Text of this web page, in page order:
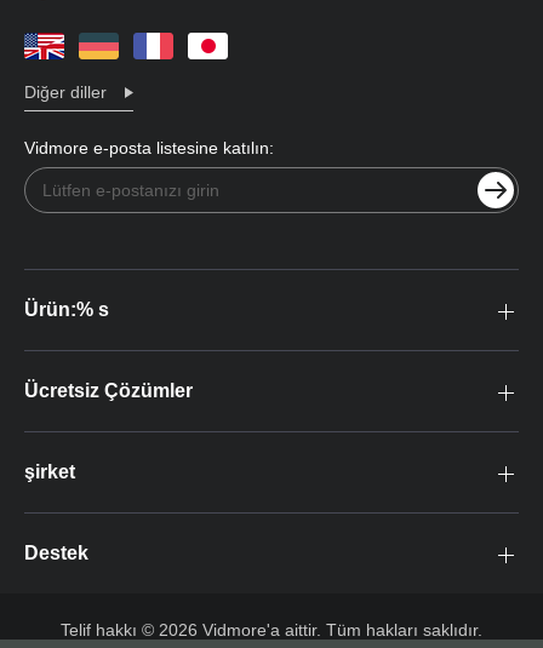
Diğer diller
Vidmore e-posta listesine katılın:
Ürün:% s
Ücretsiz Çözümler
şirket
Destek
Telif hakkı © 2026 Vidmore'a aittir. Tüm hakları saklıdır.